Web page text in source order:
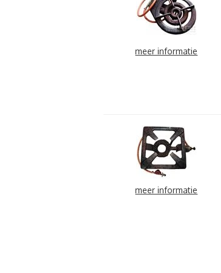
meer informatie
meer informatie